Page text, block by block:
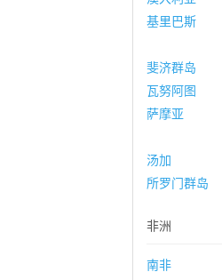
基里巴斯
斐济群岛
瓦努阿图
萨摩亚
汤加
所罗门群岛
非洲
南非